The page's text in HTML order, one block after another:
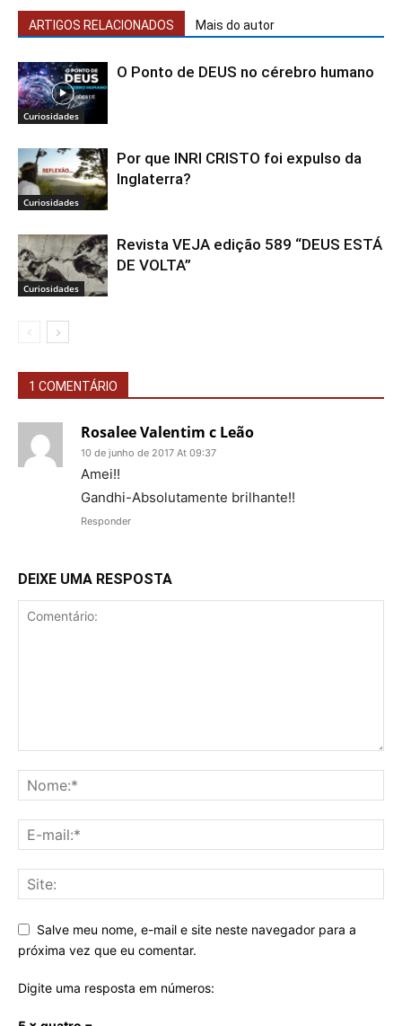
ARTIGOS RELACIONADOS Mais do autor
Curiosidades
O Ponto de DEUS no cérebro humano
Curiosidades
Por que INRI CRISTO foi expulso da
Inglaterra?
Curiosidades
Revista VEJA edição 589 “DEUS ESTÁ
DE VOLTA”
1 COMENTÁRIO
Rosalee Valentim c Leão
10 de junho de 2017 At 09:37
Amei!!
Gandhi-Absolutamente brilhante!!
Responder
DEIXE UMA RESPOSTA
Salve meu nome, e-mail e site neste navegador para a
próxima vez que eu comentar.
Digite uma resposta em números: